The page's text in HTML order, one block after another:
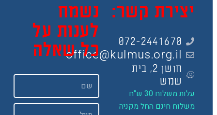
קשר:
072-2441670
office@kulmus.org.il
חושן 2, בית
שמש
משלוח 30 ש"ח
חינם החל מקניה
נשמח
לענות על
כל שאלה
Email